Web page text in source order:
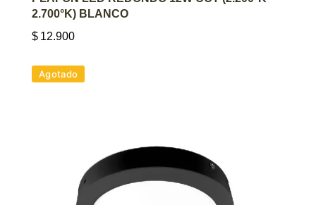
2.700°K) BLANCO
$ 12.900
Agotado